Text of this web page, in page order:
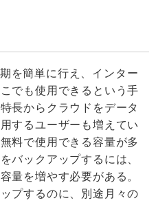
を簡単に行え、インター
でも使用できるという手
長からクラウドをデータ
するユーザーも増えてい
料で使用できる容量が多
バックアップするには、
量を増やす必要がある。
プするのに、別途月々の